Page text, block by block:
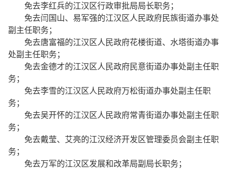
免去李红兵的江汉区行政审批局局长职务；
免去闫国山、易军强的江汉区人民政府民族街道办事处
副主任职务；
免去唐富福的江汉区人民政府花楼街道、水塔街道办事
处副主任职务；
免去金德才的江汉区人民政府民意街道办事处副主任职
务；
免去李雪的江汉区人民政府万松街道办事处副主任职
务；
免去吴开怀的江汉区人民政府常青街道办事处副主任职
务；
免去戴莹、艾亮的江汉经济开发区管理委员会副主任职
务；
免去万军的江汉区发展和改革局副局长职务；